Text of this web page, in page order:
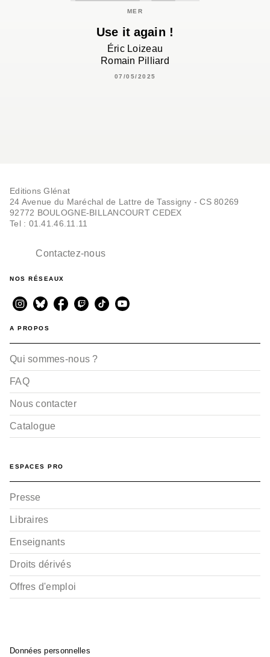
MER
Use it again !
Éric Loizeau
Romain Pilliard
07/05/2025
Editions Glénat
24 Avenue du Maréchal de Lattre de Tassigny - CS 80269
92772 BOULOGNE-BILLANCOURT CEDEX
Tel : 01.41.46.11.11
Contactez-nous
NOS RÉSEAUX
A PROPOS
Qui sommes-nous ?
FAQ
Nous contacter
Catalogue
ESPACES PRO
Presse
Libraires
Enseignants
Droits dérivés
Offres d'emploi
Données personnelles